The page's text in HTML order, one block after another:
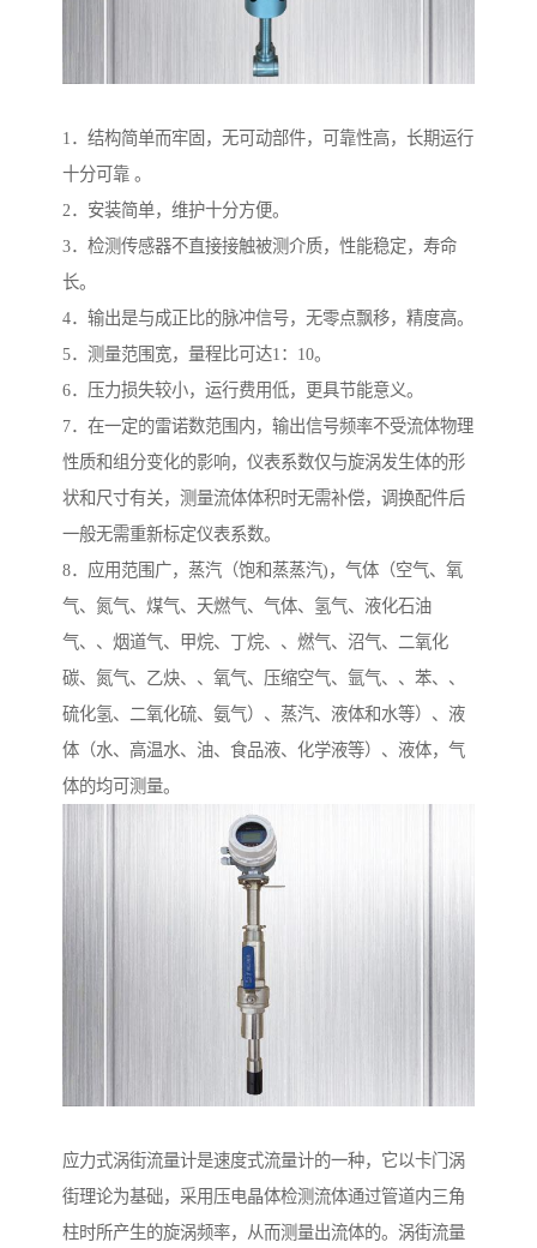
1．结构简单而牢固，无可动部件，可靠性高，长期运行
十分可靠 。
2．安装简单，维护十分方便。
3．检测传感器不直接接触被测介质，性能稳定，寿命
长。
4．输出是与成正比的脉冲信号，无零点飘移，精度高。
5．测量范围宽，量程比可达1：10。
6．压力损失较小，运行费用低，更具节能意义。
7．在一定的雷诺数范围内，输出信号频率不受流体物理
性质和组分变化的影响，仪表系数仅与旋涡发生体的形
状和尺寸有关，测量流体体积时无需补偿，调换配件后
一般无需重新标定仪表系数。
8．应用范围广，蒸汽（饱和蒸蒸汽)，气体（空气、氧
气、氮气、煤气、天燃气、气体、氢气、液化石油
气、、烟道气、甲烷、丁烷、、燃气、沼气、二氧化
碳、氮气、乙炔、、氧气、压缩空气、氩气、、苯、、
硫化氢、二氧化硫、氨气）、蒸汽、液体和水等）、液
体（水、高温水、油、食品液、化学液等）、液体，气
体的均可测量。
应力式涡街流量计是速度式流量计的一种，它以卡门涡
街理论为基础，采用压电晶体检测流体通过管道内三角
柱时所产生的旋涡频率，从而测量出流体的。涡街流量